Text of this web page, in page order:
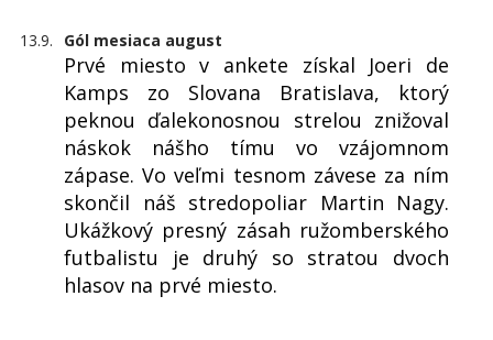
13.9. Gól mesiaca august
Prvé miesto v ankete získal Joeri de
Kamps zo Slovana Bratislava, ktorý
peknou ďalekonosnou strelou znižoval
náskok nášho tímu vo vzájomnom
zápase. Vo veľmi tesnom závese za ním
skončil náš stredopoliar Martin Nagy.
Ukážkový presný zásah ružomberského
futbalistu je druhý so stratou dvoch
hlasov na prvé miesto.